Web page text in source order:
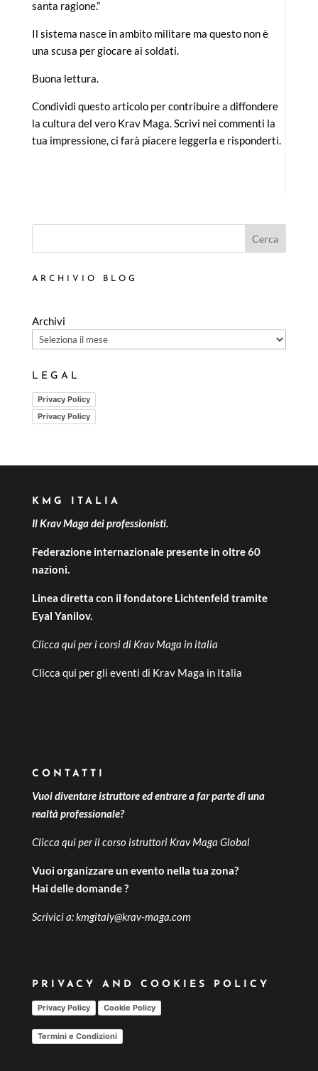
santa ragione.”
Il sistema nasce in ambito militare ma questo non è
una scusa per giocare ai soldati.
Buona lettura.
Condividi questo articolo per contribuire a diffondere
la cultura del vero Krav Maga. Scrivi nei commenti la
tua impressione, ci farà piacere leggerla e risponderti.
Cerca
ARCHIVIO BLOG
Archivi
LEGAL
Privacy Policy
Privacy Policy
KMG ITALIA
Il Krav Maga dei professionisti.
Federazione internazionale presente in oltre 60
nazioni.
Linea diretta con il fondatore Lichtenfeld tramite
Eyal Yanilov.
Clicca qui per icorsi di Krav Maga in italia
Clicca qui per gli eventi di Krav Maga in Italia
CONTATTI
Vuoi diventare istruttore ed entrare a far parte di una
realtà professionale?
Clicca qui per ilcorso istruttori Krav Maga Global
Vuoi organizzare un evento nella tua zona?
Hai delle domande ?
Scrivici a:kmgitaly@krav-maga.com
PRIVACY AND COOKIES POLICY
Privacy Policy Cookie Policy
Termini e Condizioni